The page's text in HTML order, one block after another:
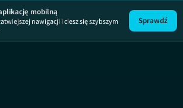
mobilną
nawigacji i ciesz się szybszym
Sprawdź